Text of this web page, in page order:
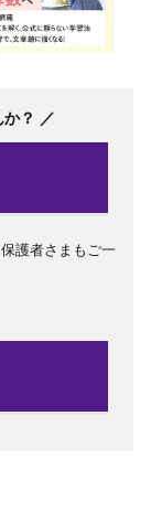
か？ ／
護者さまもご一